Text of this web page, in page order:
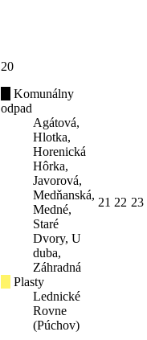
20
Komunálny
odpad
Agátová,
Hlotka,
Horenická
Hôrka,
Javorová,
Medňanská,
Medné,
Staré
Dvory, U
duba,
Záhradná
Plasty
Lednické
Rovne
(Púchov)
21 22 23